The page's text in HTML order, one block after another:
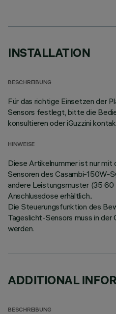
INSTALLATION
BESCHREIBUNG
Für das richtige Einsetzen der
Sensors festlegt, bitte die
konsultieren oder iGuzzini
HINWEISE
Diese Artikelnummer ist nur
Sensoren des Casambi-150W-
andere Leistungsmuster (35
Anschlussdose erhältlich..
Die Steuerungsfunktion des
Tageslicht-Sensors muss in
werden.
ADDITIONAL
BESCHREIBUNG